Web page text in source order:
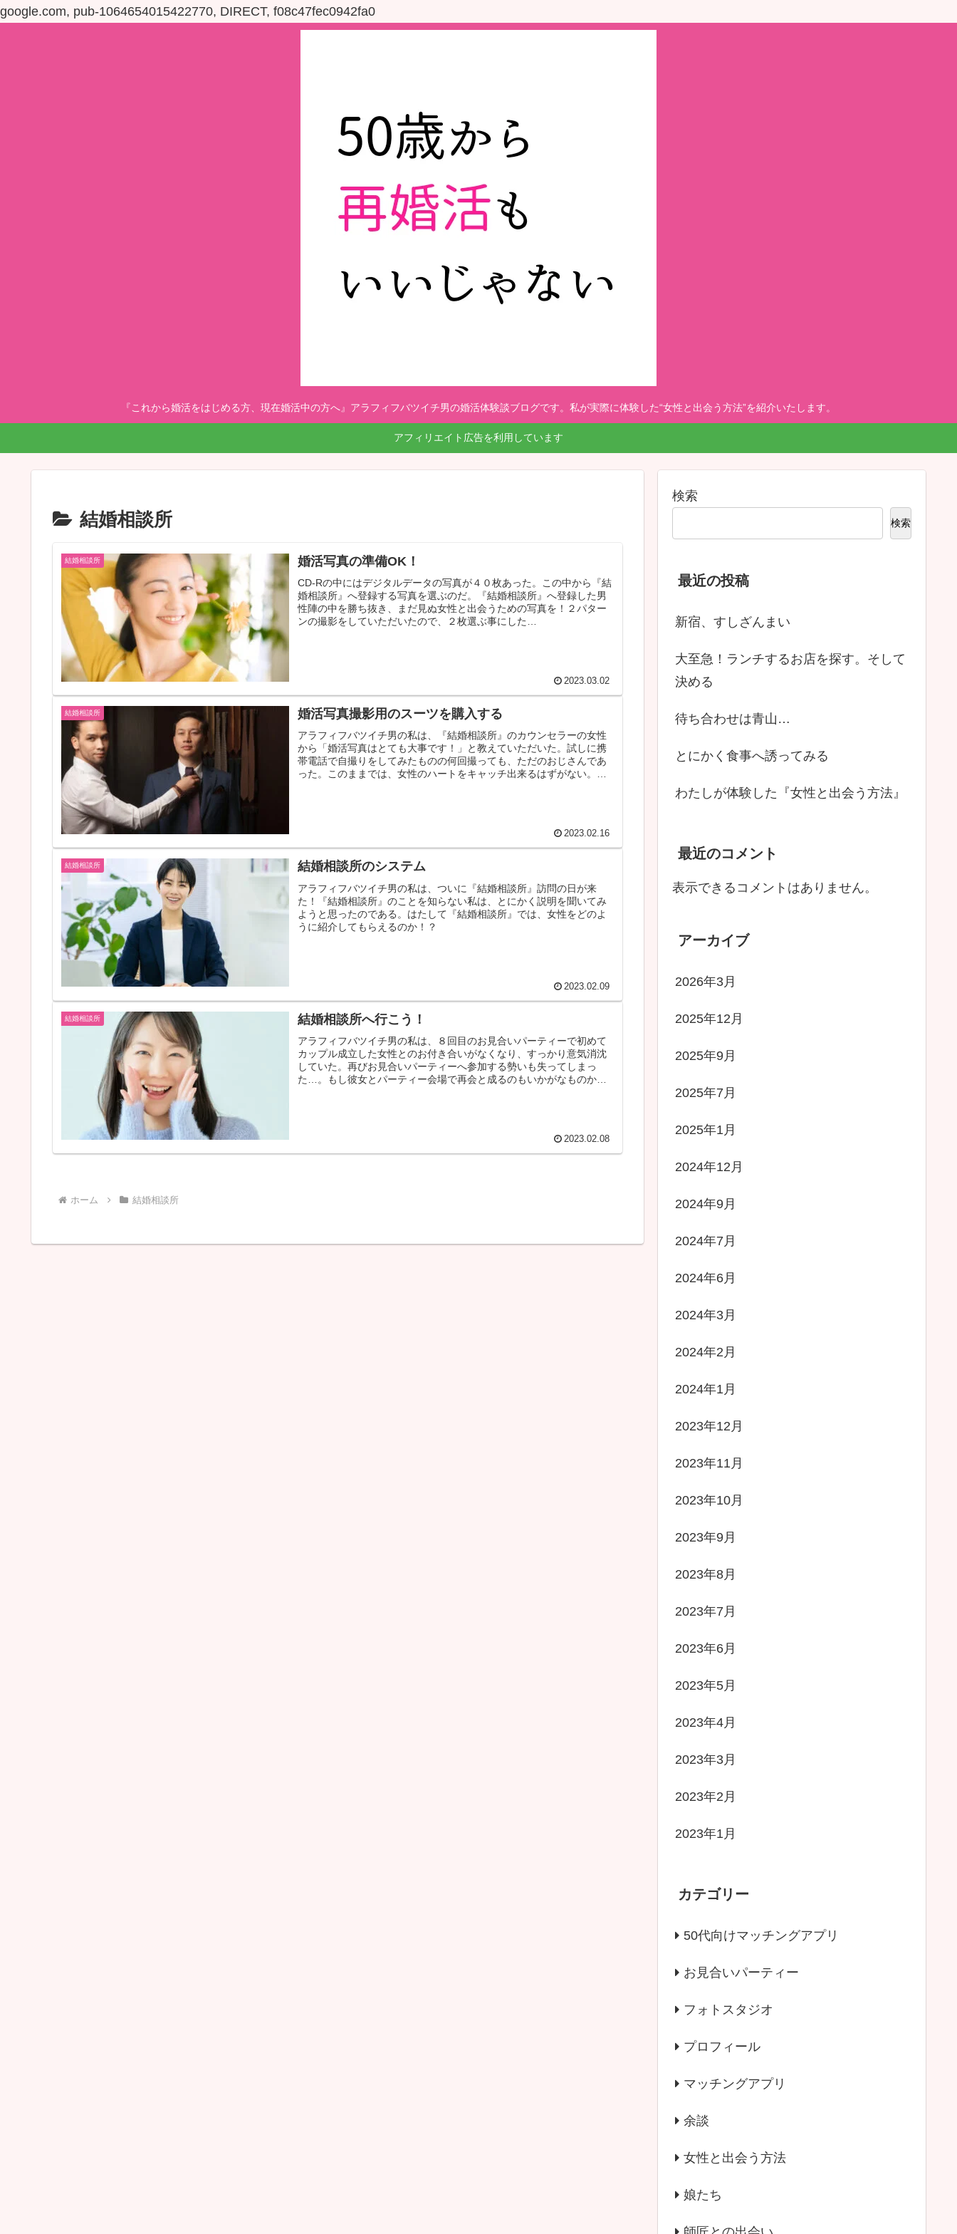
google.com, pub-1064654015422770, DIRECT, f08c47fec0942fa0
『これから婚活をはじめる方、現在婚活中の方へ』アラフィフバツイチ男の婚活体験談ブログです。私が実際に体験した“女性と出会う方法”を紹介いたします。
アフィリエイト広告を利用しています
結婚相談所
結婚相談所 婚活写真の準備OK！
CD-Rの中にはデジタルデータの写真が４０枚あった。この中から『結
婚相談所』へ登録する写真を選ぶのだ。『結婚相談所』へ登録した男
性陣の中を勝ち抜き、まだ見ぬ女性と出会うための写真を！２パター
ンの撮影をしていただいたので、２枚選ぶ事にした…
2023.03.02
結婚相談所 婚活写真撮影用のスーツを購入する
アラフィフバツイチ男の私は、『結婚相談所』のカウンセラーの女性
から「婚活写真はとても大事です！」と教えていただいた。試しに携
帯電話で自撮りをしてみたものの何回撮っても、ただのおじさんであ
った。このままでは、女性のハートをキャッチ出来るはずがない。ま
2023.02.16
結婚相談所 結婚相談所のシステム
アラフィフバツイチ男の私は、ついに『結婚相談所』訪問の日が来
た！『結婚相談所』のことを知らない私は、とにかく説明を聞いてみ
ようと思ったのである。はたして『結婚相談所』では、女性をどのよ
うに紹介してもらえるのか！？
2023.02.09
結婚相談所 結婚相談所へ行こう！
アラフィフバツイチ男の私は、８回目のお見合いパーティーで初めて
カップル成立した女性とのお付き合いがなくなり、すっかり意気消沈
していた。再びお見合いパーティーへ参加する勢いも失ってしまっ
た…。もし彼女とパーティー会場で再会と成るのもいかがなものかと
2023.02.08
ホーム 結婚相談所
検索
検索
最近の投稿
新宿、すしざんまい
大至急！ランチするお店を探す。そして
決める
待ち合わせは青山…
とにかく食事へ誘ってみる
わたしが体験した『女性と出会う方法』
最近のコメント
表示できるコメントはありません。
アーカイブ
2026年3月
2025年12月
2025年9月
2025年7月
2025年1月
2024年12月
2024年9月
2024年7月
2024年6月
2024年3月
2024年2月
2024年1月
2023年12月
2023年11月
2023年10月
2023年9月
2023年8月
2023年7月
2023年6月
2023年5月
2023年4月
2023年3月
2023年2月
2023年1月
カテゴリー
50代向けマッチングアプリ
お見合いパーティー
フォトスタジオ
プロフィール
マッチングアプリ
余談
女性と出会う方法
娘たち